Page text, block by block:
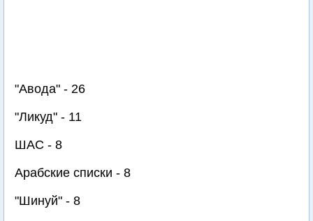
"Авода" - 26
"Ликуд" - 11
ШАС - 8
Арабские списки - 8
"Шинуй" - 8